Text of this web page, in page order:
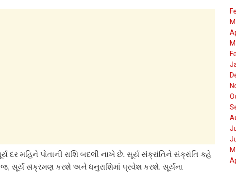
દર મહિને પોતાની રાશિ બદલી નાખે છે. સૂર્ય સંક્રાંતિને સંક્રાંતિ કહે
સૂર્ય સંક્રમણ કરશે અને ધનુરાશિમાં પ્રવેશ કરશે. સૂર્યના